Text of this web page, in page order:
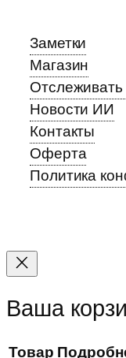
Заметки
Магазин
Отслеживать
Новости ИИ
Контакты
Оферта
Политика
Прокрутка
вверх
Ваша
Товар